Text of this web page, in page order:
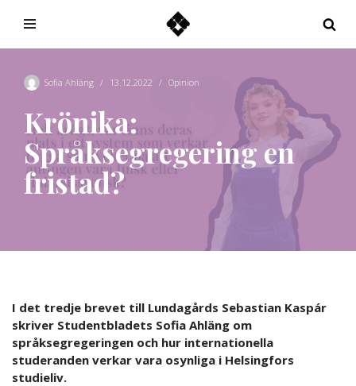
innehållSofia Ahläng 13.12.2022 Opinion
Krönika:
Språksegregering en
fristad?
I det tredje brevet till Lundagårds Sebastian Kaspár
skriver Studentbladets Sofia Ahläng om
språksegregeringen och hur internationella
studeranden verkar vara osynliga i Helsingfors
studieliv.